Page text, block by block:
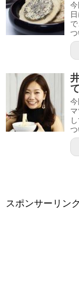
つ
つ
スポンサーリンク